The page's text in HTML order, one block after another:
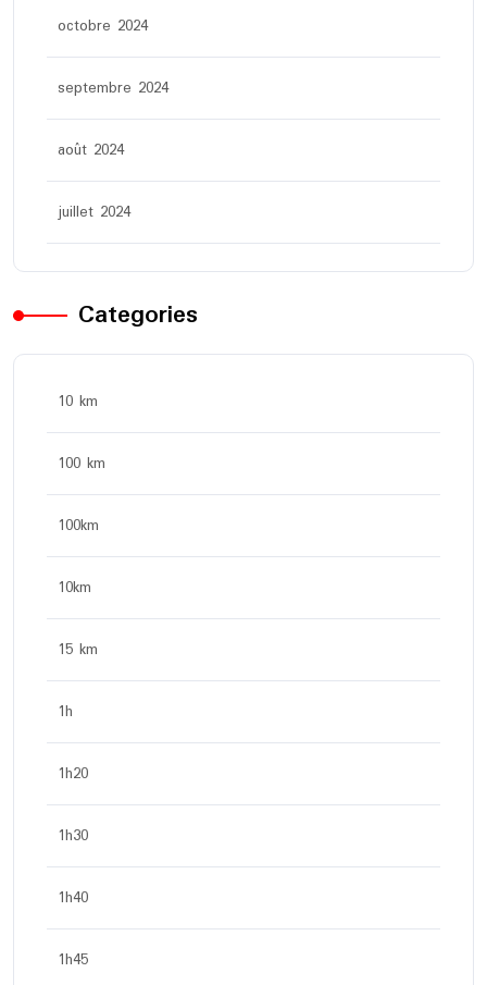
octobre 2024
septembre 2024
août 2024
juillet 2024
Categories
10 km
100 km
100km
10km
15 km
1h
1h20
1h30
1h40
1h45